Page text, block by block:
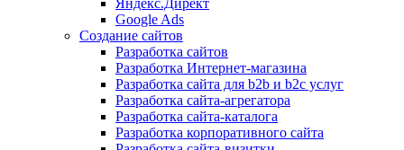
Яндекс.Директ
Google Ads
Создание сайтов
Разработка сайтов
Разработка Интернет-магазина
Разработка сайта для b2b и b2c услуг
Разработка сайта-агрегатора
Разработка сайта-каталога
Разработка корпоративного сайта